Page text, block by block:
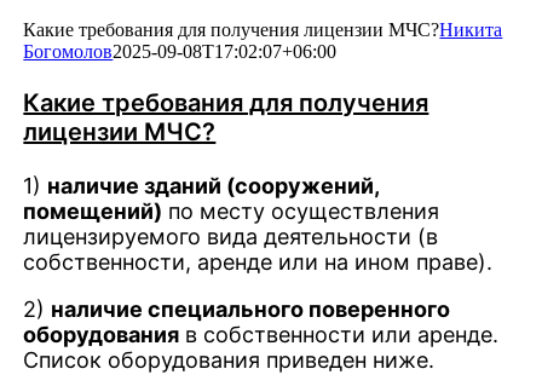
Какие требования для получения лицензии МЧС?Никита
Богомолов2025-09-08T17:02:07+06:00
Какие требования для получения
лицензии МЧС?
1) наличие зданий (сооружений,
помещений) по месту осуществления
лицензируемого вида деятельности (в
собственности, аренде или на ином праве).
2) наличие специального поверенного
оборудования в собственности или аренде.
Список оборудования приведен ниже.